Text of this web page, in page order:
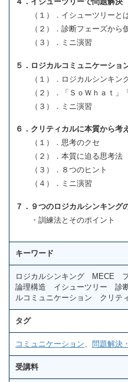
（１）．イシューツリーと
（２）．診断フェーズから
（３）．ミニ演習
５．ロジカルコミュニケーショ
（１）．ロジカルシンキン
（２）．「ＳｏＷｈａｔ」「
（３）．ミニ演習
６．クリティカルに本質から考
（１）．思考のクセ
（２）．本質に迫る思考法
（３）．８つのヒント
（４）．ミニ演習
７．９つのロジカルシンキング
・訓練法とそのポイント
キーワード
ロジカルシンキング MECE
論理構造 イシューツリー 診
ルコミュニケーション クリテ
タグ
コミュニケーション、 問題解決
受講料